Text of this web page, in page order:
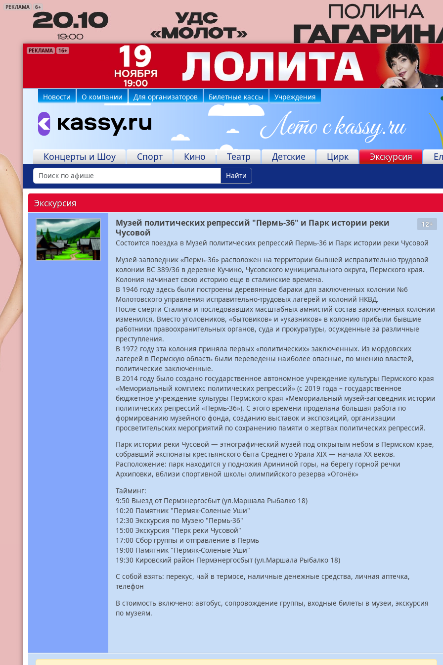
РЕКЛАМА 6+
РЕКЛАМА 16+
РЕКЛАМА 6+
РЕКЛАМА 6+
РЕКЛАМА 12+
РЕКЛАМА 6+
РЕКЛАМА 16+
РЕКЛАМА 6+
Новости О компании Для организаторов Билетные кассы Учреждения
Концерты и Шоу Спорт Кино Театр Детские Цирк Экскурсия
Найти
Экскурсия
12+
Музей политических репрессий "Пермь-36" и Парк истории реки
Чусовой
Состоится поездка в Музей политических репрессий Пермь-36 и Парк истории реки Чусовой
Музей-заповедник «Пермь-36» расположен на территории бывшей исправительно-трудовой
колонии ВС 389/36 в деревне Кучино, Чусовского муниципального округа, Пермского края.
Колония начинает свою историю еще в сталинские времена.
В 1946 году здесь были построены деревянные бараки для заключенных колонии №6
Молотовского управления исправительно-трудовых лагерей и колоний НКВД.
После смерти Сталина и последовавших масштабных амнистий состав заключенных колонии
изменился. Вместо уголовников, «бытовиков» и «указников» в колонию прибыли бывшие
работники правоохранительных органов, суда и прокуратуры, осужденные за различные
преступления.
В 1972 году эта колония приняла первых «политических» заключенных. Из мордовских
лагерей в Пермскую область были переведены наиболее опасные, по мнению властей,
политические заключенные.
В 2014 году было создано государственное автономное учреждение культуры Пермского края
«Мемориальный комплекс политических репрессий» (с 2019 года – государственное
бюджетное учреждение культуры Пермского края «Мемориальный музей-заповедник истории
политических репрессий «Пермь-36»). С этого времени проделана большая работа по
формированию музейного фонда, созданию выставок и экспозиций, организации
просветительских мероприятий по сохранению памяти о жертвах политических репрессий.
Парк истории реки Чусовой — этнографический музей под открытым небом в Пермском крае,
собравший экспонаты крестьянского быта Среднего Урала XIX — начала XX веков.
Расположение: парк находится у подножия Арининой горы, на берегу горной речки
Архиповки, вблизи спортивной школы олимпийского резерва «Огонёк»
Тайминг:
9:50 Выезд от Пермэнергосбыт (ул.Маршала Рыбалко 18)
10:20 Памятник "Пермяк-Соленые Уши"
12:30 Экскурсия по Музею "Пермь-36"
15:00 Экскурсия "Перк реки Чусовой"
17:00 Сбор группы и отправление в Пермь
19:00 Памятник "Пермяк-Соленые Уши"
19:30 Кировский район Пермэнергосбыт (ул.Маршала Рыбалко 18)
С собой взять: перекус, чай в термосе, наличные денежные средства, личная аптечка,
телефон
В стоимость включено: автобус, сопровождение группы, входные билеты в музеи, экскурсия
по музеям.